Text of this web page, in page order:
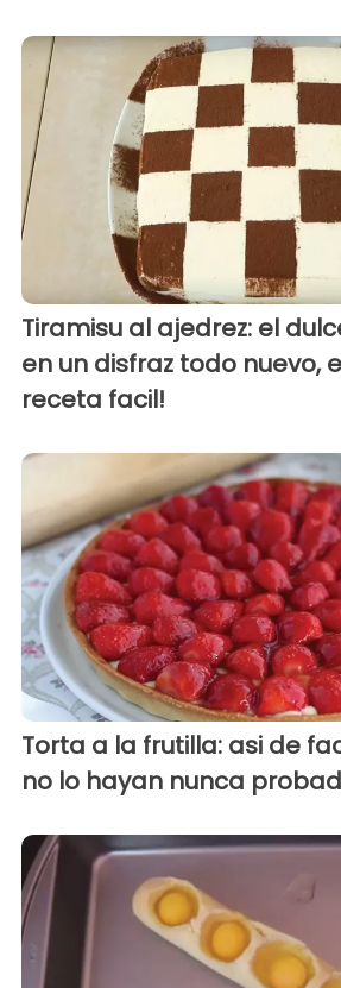
Tiramisu al ajedrez: el
en un disfraz todo nuevo,
receta facil!
Torta a la frutilla: asi de
no lo hayan nunca